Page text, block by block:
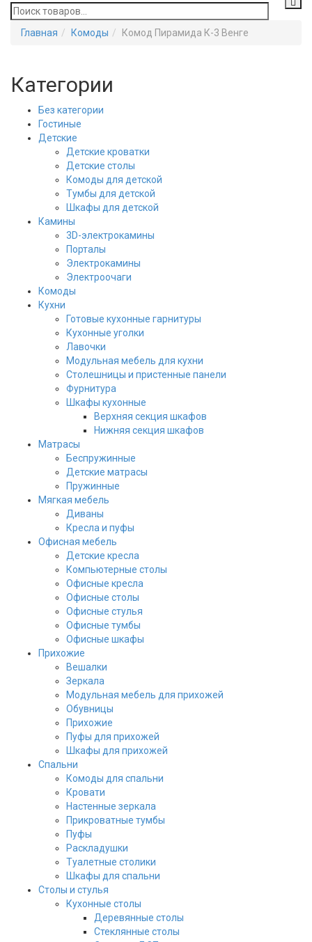
Главная Комоды Комод Пирамида К-3 Венге
Категории
Без категории
Гостиные
Детские
Детские кроватки
Детские столы
Комоды для детской
Тумбы для детской
Шкафы для детской
Камины
3D-электрокамины
Порталы
Электрокамины
Электроочаги
Комоды
Кухни
Готовые кухонные гарнитуры
Кухонные уголки
Лавочки
Модульная мебель для кухни
Столешницы и пристенные панели
Фурнитура
Шкафы кухонные
Верхняя секция шкафов
Нижняя секция шкафов
Матрасы
Беспружинные
Детские матрасы
Пружинные
Мягкая мебель
Диваны
Кресла и пуфы
Офисная мебель
Детские кресла
Компьютерные столы
Офисные кресла
Офисные столы
Офисные стулья
Офисные тумбы
Офисные шкафы
Прихожие
Вешалки
Зеркала
Модульная мебель для прихожей
Обувницы
Прихожие
Пуфы для прихожей
Шкафы для прихожей
Спальни
Комоды для спальни
Кровати
Настенные зеркала
Прикроватные тумбы
Пуфы
Раскладушки
Туалетные столики
Шкафы для спальни
Столы и стулья
Кухонные столы
Деревянные столы
Стеклянные столы